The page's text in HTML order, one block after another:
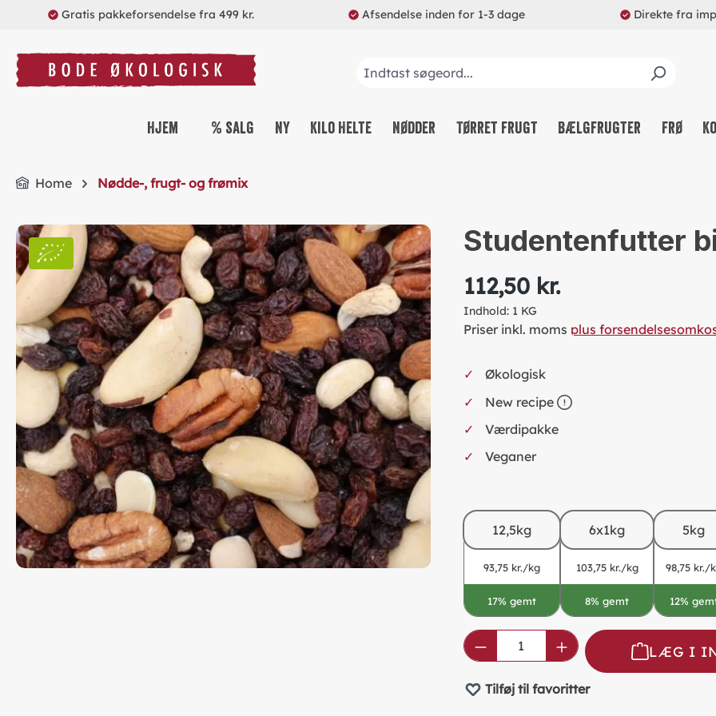
Skip to main navigation
Gratis pakkeforsendelse fra 499 kr. Afsendelse inden for 1-3 dage Direkte fra
Hjem % salg Ny Kilo Helte Nødder Tørret frugt Bælgfrugter Frø
Home Nødde-, frugt- og frømix
Skip image gallery Studentenfutter
112,50 kr.
Indhold: 1 KG
Priser inkl. moms plus
Økologisk
New recipe
Værdipakke
Veganer
12,5kg
93,75 kr./kg
17% gemt
6x1kg
103,75 kr./kg
8% gemt
5kg
98,75 kr./
12%
Product Quantity: Enter
LÆG I
Tilføj til favoritter